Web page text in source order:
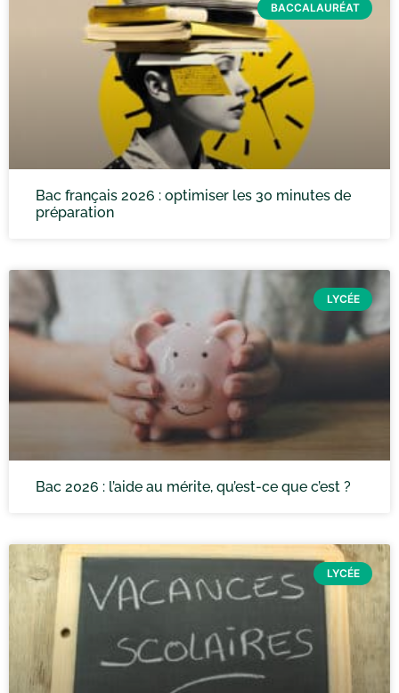
BACCALAURÉAT
Bac français 2026 : optimiser les 30 minutes de
préparation
LYCÉE
Bac 2026 : l’aide au mérite, qu’est-ce que c’est ?
LYCÉE